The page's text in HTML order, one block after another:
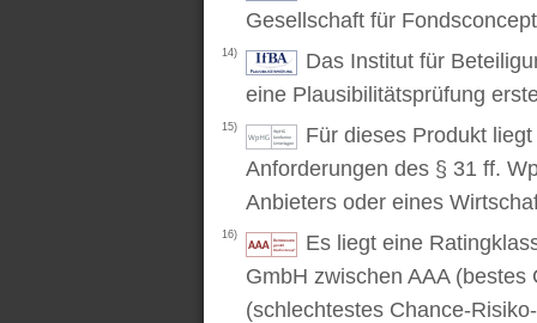
Gesellschaft für
14)
Das Institut für
eine Plausibilitätsprüfung
15)
Für dieses Produkt
Anforderungen des § 31 ff.
Anbieters oder eines
16)
Es liegt eine
GmbH zwischen AAA
(schlechtestes Chance-